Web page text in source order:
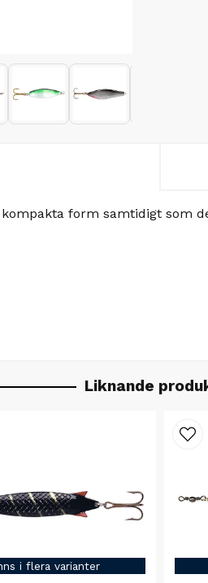
form samtidigt som
Liknande
i flera varianter